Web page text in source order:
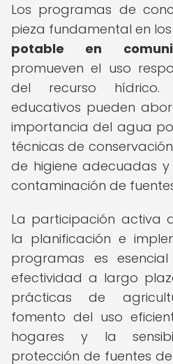
Los programas de
pieza fundamental en los
potable en
promueven el uso
del recurso hídrico.
educativos pueden
importancia del agua
técnicas de
de higiene adecuadas
contaminación de
La participación activa
la planificación e
programas es
efectividad a largo
prácticas de
fomento del uso
hogares y la
protección de fuentes